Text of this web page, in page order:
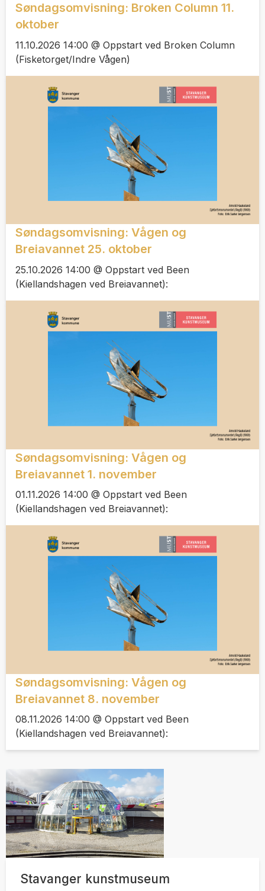
Søndagsomvisning: Broken Column 11.
oktober
11.10.2026 14:00 @ Oppstart ved Broken Column
(Fisketorget/Indre Vågen)
Søndagsomvisning: Vågen og
Breiavannet 25. oktober
25.10.2026 14:00 @ Oppstart ved Been
(Kiellandshagen ved Breiavannet):
Søndagsomvisning: Vågen og
Breiavannet 1. november
01.11.2026 14:00 @ Oppstart ved Been
(Kiellandshagen ved Breiavannet):
Søndagsomvisning: Vågen og
Breiavannet 8. november
08.11.2026 14:00 @ Oppstart ved Been
(Kiellandshagen ved Breiavannet):
Stavanger kunstmuseum